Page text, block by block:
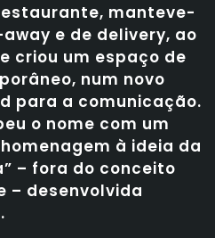
manteve-
e de delivery, ao
criou um espaço de
num novo
para a comunicação.
o nome com um
à ideia da
– fora do conceito
– desenvolvida